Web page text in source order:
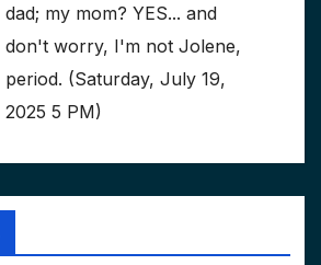
dad; my mom? YES... and
don't worry, I'm not Jolene,
period. (Saturday, July 19,
2025 5 PM)